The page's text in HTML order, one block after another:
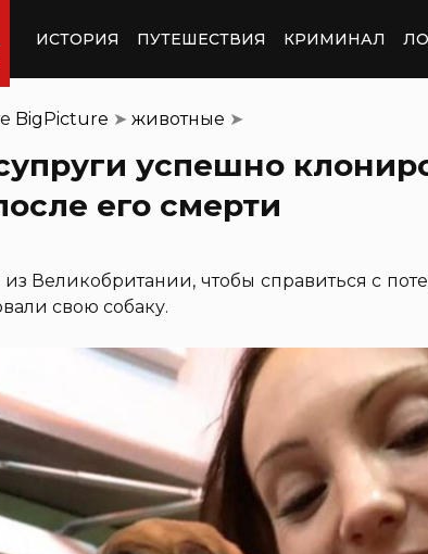
ИСТОРИЯ ПУТЕШЕСТВИЯ КРИМИНАЛ
BigPicture ➤ животные ➤
успешно
его смерти
Великобритании, чтобы справиться с
свою собаку.